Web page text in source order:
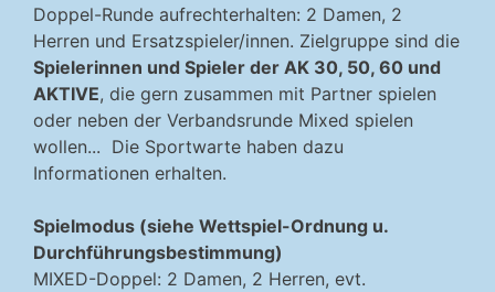
Doppel-Runde aufrechterhalten: 2 Damen, 2
Herren und Ersatzspieler/innen. Zielgruppe sind die
Spielerinnen und Spieler der AK 30, 50, 60 und
AKTIVE, die gern zusammen mit Partner spielen
oder neben der Verbandsrunde Mixed spielen
wollen... Die Sportwarte haben dazu
Informationen erhalten.
Spielmodus (siehe Wettspiel-Ordnung u.
Durchführungsbestimmung)
MIXED-Doppel: 2 Damen, 2 Herren, evt.